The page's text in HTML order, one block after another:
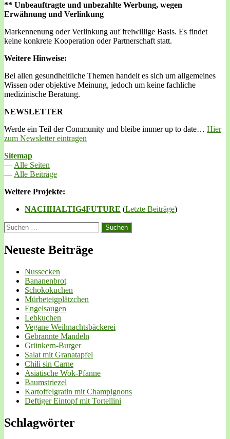
** Unbeauftragte und unbezahlte Werbung, wegen
Erwähnung und Verlinkung
Markennenung oder Verlinkung auf freiwillige Basis. Es findet
keine konkrete Kooperation oder Partnerschaft statt.
Weitere Hinweise:
Bei allen gesundheitliche Themen handelt es sich um allgemeines
Wissen oder objektive Meinung, jedoch um keine fachliche
medizinische Beratung.
NEWSLETTER
Werde ein Teil der Community und bleibe immer up to date… Hier
zum Newsletter eintragen
Sitemap
— Alle Seiten
— Alle Beiträge
Weitere Projekte:
NACHHALTIG4FUTURE (Letzte Beiträge)
Suchen
nach:
Neueste Beiträge
Nussecken
Bananenbrot
Schokokuchen
Mürbeteigplätzchen
Engelsaugen
Lebkuchen
Vegane Weihnachtsbäckerei
Gebrannte Mandeln
Grünkern-Burger
Salat mit Granatapfel
Chili sin Carne
Asiatische Wok-Pfanne
Baumstriezel
Kartoffelgratin mit Champignons
Deftiger Eintopf mit Tortellini
Schlagwörter